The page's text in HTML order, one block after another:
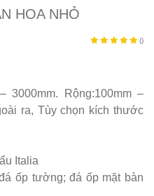
HOA NHỎ
()
3000mm. Rộng:100mm –
ra, Tùy chọn kích thước
Italia
ốp tường; đá ốp mặt bàn